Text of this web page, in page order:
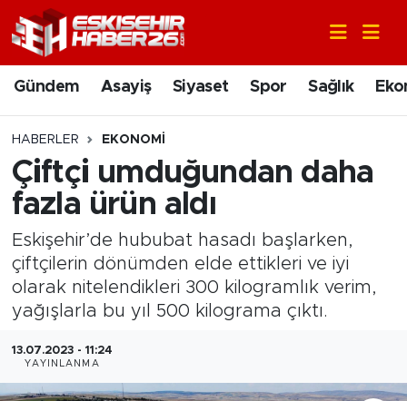
Gündem Asayiş Siyaset Spor Sağlık
HABERLER EKONOMI
Çiftçi umduğundan daha
fazla ürün aldı
Eskişehir’de hububat hasadı başlarken,
çiftçilerin dönümden elde ettikleri ve iyi
olarak nitelendikleri 300 kilogramlık verim,
yağışlarla bu yıl 500 kilograma çıktı.
13.07.2023 - 11:24
YAYINLANMA
Gündem
Asayiş
Siyaset
Spor
Sağlık
Ekonomi
Eğitim
Sanat
Nöbetçi Eczaneler
Hava Durumu
Trafik Durumu
Süper Lig Puan Durumu ve Fikstür
Tüm Manşetler
Son Dakika Haberleri
Haber Arşivi